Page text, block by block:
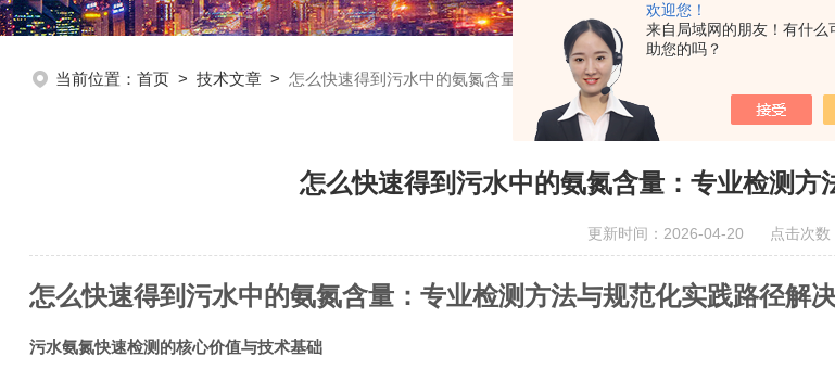
欢迎您！
来自局域网的朋友！有什么
助您的吗？
当前位置： 首页> 技术文章> 怎么快速得到污水中的氨氮含量：专业检测方法与规范化实践路径解决方案
怎么快速得到污水中的氨氮含量：专业检测方
更新时间：2026-04-20 点击次数
怎么快速得到污水中的氨氮含量：专业检测方法与规范化实践路径解
污水氨氮快速检测的核心价值与技术基础